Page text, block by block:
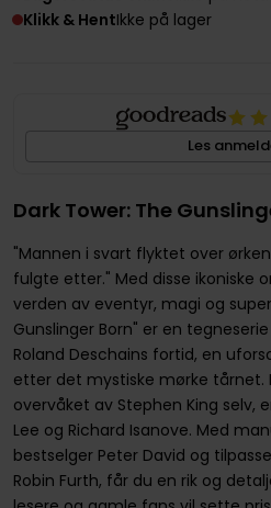
Klikk & HentIkke på lager
Les
Dark Tower: The
"Mannen i svart flyktet over
fulgte etter." Med disse ikoniske
verden av eventyr, magi og
Gunslinger Born" er en
Roland Deschains fortid, en
etter det mystiske mørke tårnet.
overvåket av Stephen King selv,
Lee og Richard Isanove. Med
bestselger Peter David og
Robin Furth, får du en rik og